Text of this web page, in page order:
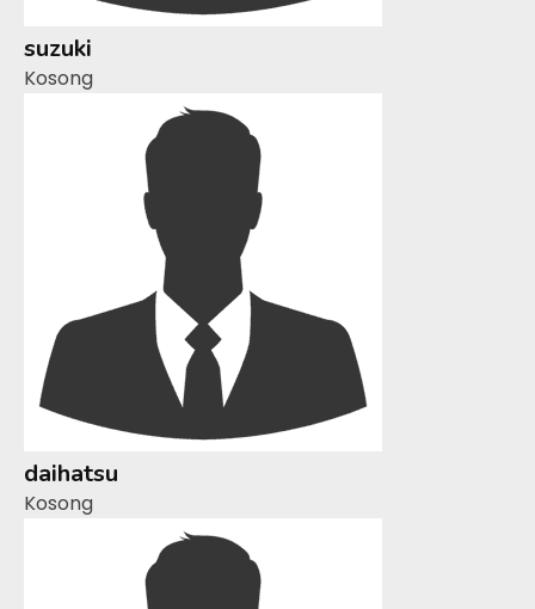
suzuki
Kosong
daihatsu
Kosong